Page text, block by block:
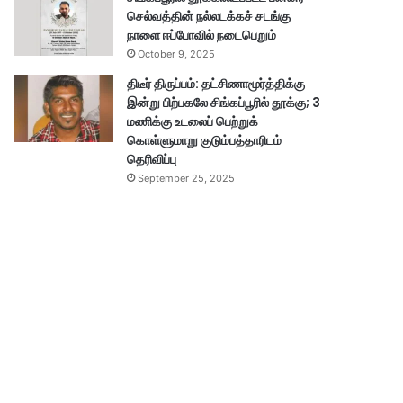
செல்வத்தின் நல்லடக்கச் சடங்கு
நாளை ஈப்போவில் நடைபெறும்
October 9, 2025
திடீர் திருப்பம்: தட்சிணாமூர்த்திக்கு
இன்று பிற்பகலே சிங்கப்பூரில் தூக்கு; 3
மணிக்கு உடலைப் பெற்றுக்
கொள்ளுமாறு குடும்பத்தாரிடம்
தெரிவிப்பு
September 25, 2025